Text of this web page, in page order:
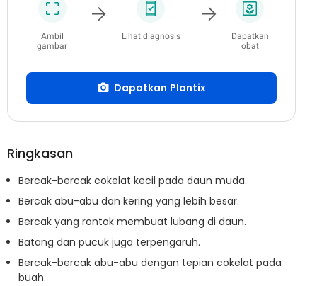
Ambil
gambar
Lihat diagnosis
Dapatkan
obat
Dapatkan Plantix
Ringkasan
Bercak-bercak cokelat kecil pada daun muda.
Bercak abu-abu dan kering yang lebih besar.
Bercak yang rontok membuat lubang di daun.
Batang dan pucuk juga terpengaruh.
Bercak-bercak abu-abu dengan tepian cokelat pada
buah.